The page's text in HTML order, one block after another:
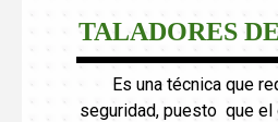
TALADORES
Es una técnica que
seguridad, puesto que